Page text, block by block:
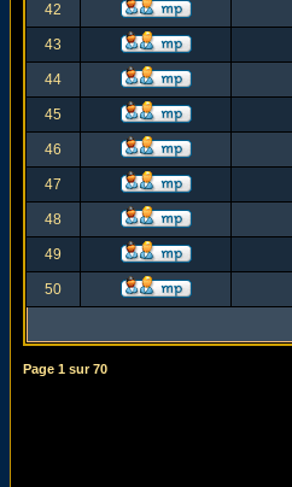
42
43
44
45
46
47
48
49
50
Page 1 sur70